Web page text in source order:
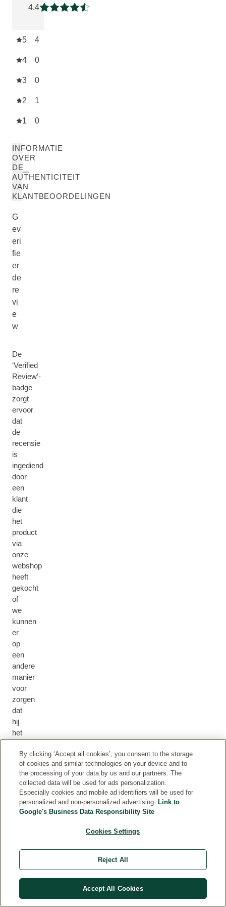
4.4
Beoordeling: 4.4 van 5
5 4
4 0
3 0
2 1
1 0
INFORMATIE
OVER
DE
AUTHENTICITEIT
VAN
KLANTBEOORDELINGEN
G
ev
eri
fie
er
de
re
vi
e
w
De
‘Verified
Review’-
badge
zorgt
ervoor
dat
de
recensie
is
ingediend
door
een
klant
die
het
product
via
onze
webshop
heeft
gekocht
of
we
kunnen
er
op
een
andere
manier
voor
zorgen
dat
hij
het
heeft
ontvangen
(bijvoorbeeld
door
deel
Pr
By clicking ‘Accept all cookies’, you consent to the storage
of cookies and similar technologies on your device and to
the processing of your data by us and our partners. The
collected data will be used for ads personalization.
Especially cookies and mobile ad identifiers will be used for
personalized and non-personalized advertising. Link to
Google's Business Data Responsibility Site
Cookies Settings
Reject All
Accept All Cookies